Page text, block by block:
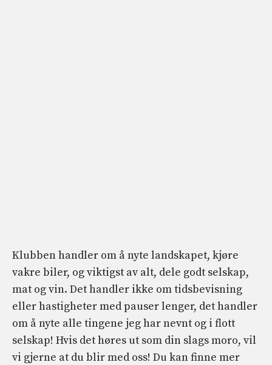
Klubben handler om å nyte landskapet, kjøre
vakre biler, og viktigst av alt, dele godt selskap,
mat og vin. Det handler ikke om tidsbevisning
eller hastigheter med pauser lenger, det handler
om å nyte alle tingene jeg har nevnt og i flott
selskap! Hvis det høres ut som din slags moro, vil
vi gjerne at du blir med oss! Du kan finne mer